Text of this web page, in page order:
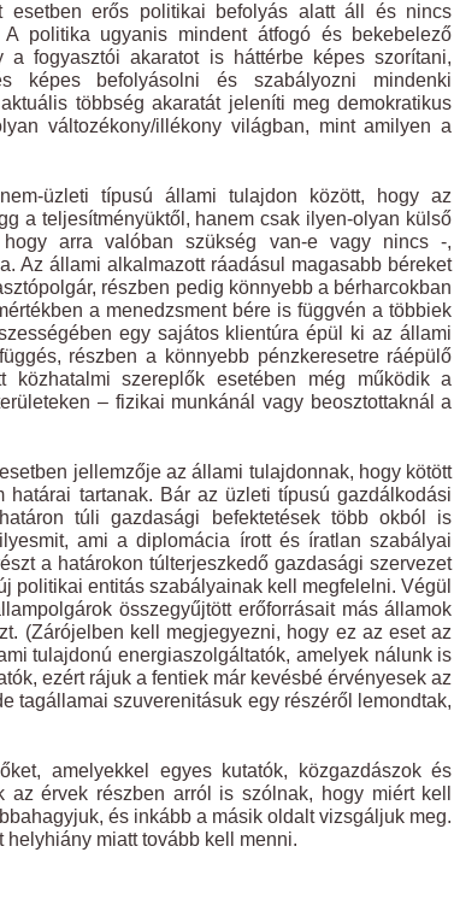
esetben erős politikai befolyás alatt áll és nincs
politika ugyanis mindent átfogó és bekebelező
fogyasztói akaratot is háttérbe képes szorítani,
képes befolyásolni és szabályozni mindenki
többség akaratát jeleníti meg demokratikus
változékony/illékony világban, mint amilyen a
üzleti típusú állami tulajdon között, hogy az
a teljesítményüktől, hanem csak ilyen-olyan külső
arra valóban szükség van-e vagy nincs -,
Az állami alkalmazott ráadásul magasabb béreket
részben pedig könnyebb a bérharcokban
a menedzsment bére is függvén a többiek
egy sajátos klientúra épül ki az állami
részben a könnyebb pénzkeresetre ráépülő
szereplők esetében még működik a
– fizikai munkánál vagy beosztottaknál a
jellemzője az állami tulajdonnak, hogy kötött
tartanak. Bár az üzleti típusú gazdálkodási
túli gazdasági befektetések több okból is
ami a diplomácia írott és íratlan szabályai
a határokon túlterjeszkedő gazdasági szervezet
politikai entitás szabályainak kell megfelelni. Végül
összegyűjtött erőforrásait más államok
(Zárójelben kell megjegyezni, hogy ez az eset az
tulajdonú energiaszolgáltatók, amelyek nálunk is
ezért rájuk a fentiek már kevésbé érvényesek az
tagállamai szuverenitásuk egy részéről lemondtak,
amelyekkel egyes kutatók, közgazdászok és
érvek részben arról is szólnak, hogy miért kell
és inkább a másik oldalt vizsgáljuk meg.
helyhiány miatt tovább kell menni.